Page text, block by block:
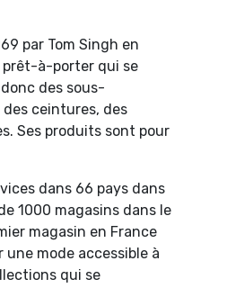
par Tom Singh en
prêt-à-porter qui se
des sous-
ceintures, des
Ses produits sont pour
dans 66 pays dans
1000 magasins dans le
magasin en France
mode accessible à
qui se